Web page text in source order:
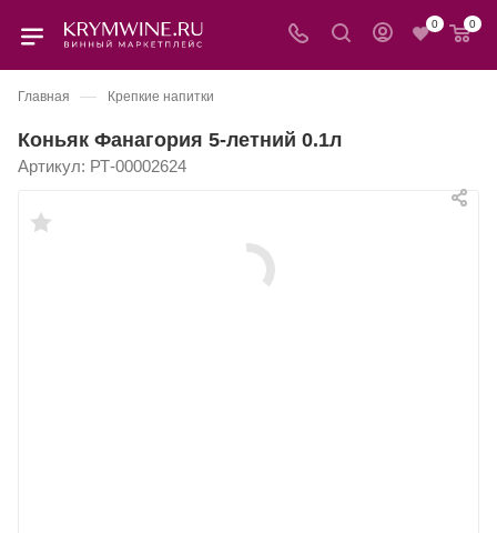
0 0
Главная — Крепкие напитки
Коньяк Фанагория 5-летний 0.1л
Артикул: РТ-00002624